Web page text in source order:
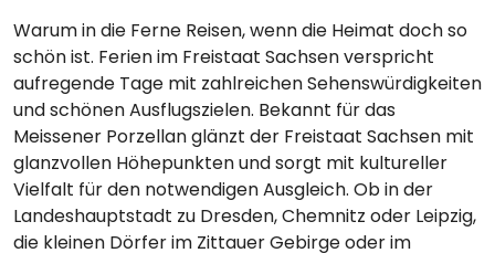
Warum in die Ferne Reisen, wenn die Heimat doch so
schön ist. Ferien im Freistaat Sachsen verspricht
aufregende Tage mit zahlreichen Sehenswürdigkeiten
und schönen Ausflugszielen. Bekannt für das
Meissener Porzellan glänzt der Freistaat Sachsen mit
glanzvollen Höhepunkten und sorgt mit kultureller
Vielfalt für den notwendigen Ausgleich. Ob in der
Landeshauptstadt zu Dresden, Chemnitz oder Leipzig,
die kleinen Dörfer im Zittauer Gebirge oder im